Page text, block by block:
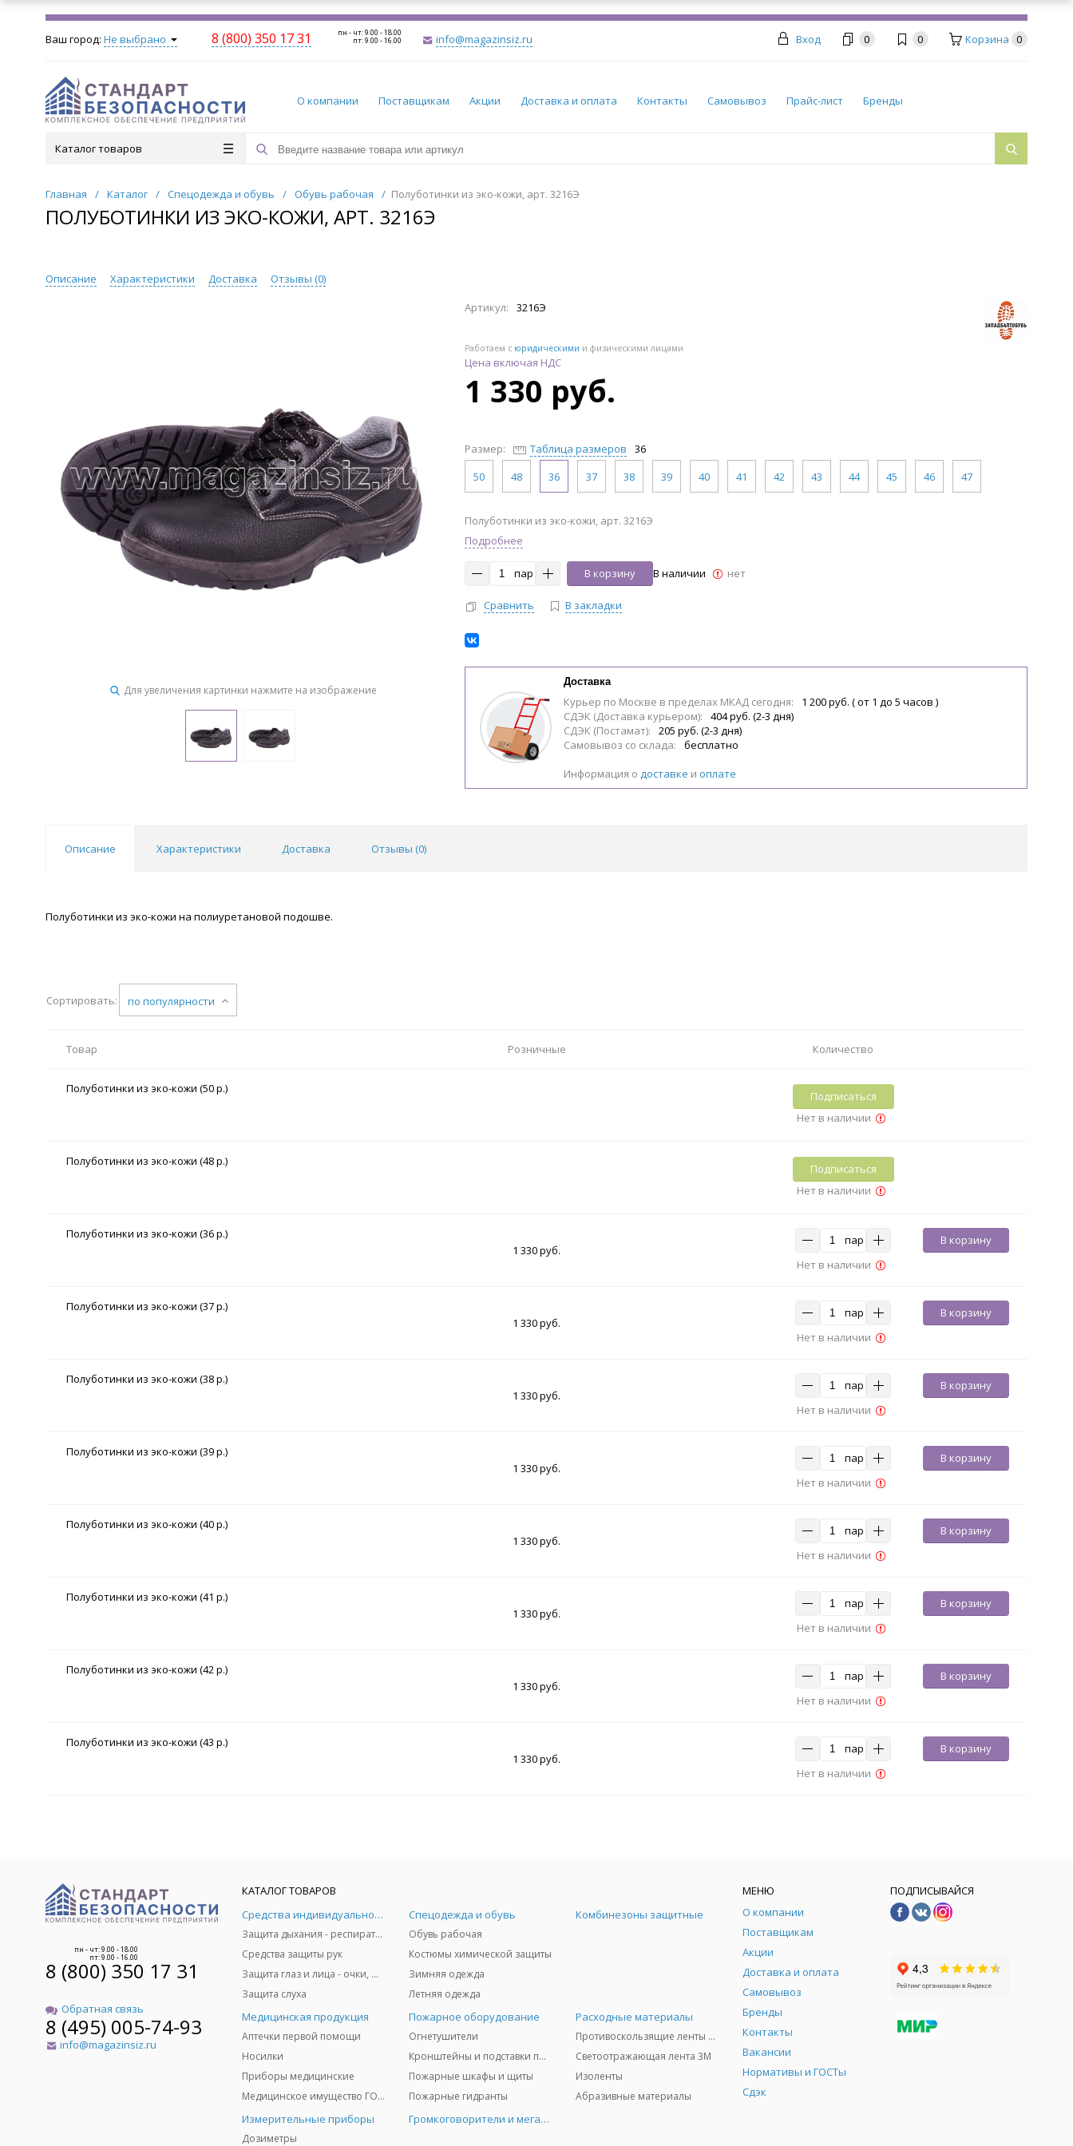
Ваш город: Не выбрано 8 (800) 350 17 31 пн - чт: 9.00 - 18.00
пт: 9.00 - 16.00 info@magazinsiz.ru Вход 0 0 Корзина 0
О компании Поставщикам Акции Доставка и оплата Контакты Самовывоз Прайс-лист Бренды
Каталог товаров
Главная / Каталог / Спецодежда и обувь / Обувь рабочая / Полуботинки из эко-кожи, арт. 3216Э
ПОЛУБОТИНКИ ИЗ ЭКО-КОЖИ, АРТ. 3216Э
Описание Характеристики Доставка Отзывы (0)
Для увеличения картинки нажмите на изображение
Артикул: 3216Э
Работаем с юридическими и физическими лицами
Цена включая НДС
1 330 руб.
Размер: Таблица размеров
36
50
48 36 37 38 39 40 41 42 43 44 45 46 47
Полуботинки из эко-кожи, арт. 3216Э
Подробнее
пар В корзину В наличии нет
Сравнить В закладки
Доставка
Курьер по Москве в пределах МКАД сегодня:
1 200 руб. ( от 1 до 5 часов )
СДЭК (Доставка курьером):
404 руб. (2-3 дня)
СДЭК (Постамат):
205 руб. (2-3 дня)
Самовывоз со склада:
бесплатно
Информация о доставке и оплате
Описание Характеристики Доставка Отзывы (0)
Полуботинки из эко-кожи на полиуретановой подошве.
Сортировать: по популярности
Товар Розничные Количество
Полуботинки из эко-кожи (50 р.)
Подписаться
Нет в наличии
Полуботинки из эко-кожи (48 р.)
Подписаться
Нет в наличии
Полуботинки из эко-кожи (36 р.)
1 330 руб.
пар
В корзину
Нет в наличии
Полуботинки из эко-кожи (37 р.)
1 330 руб.
пар
В корзину
Нет в наличии
Полуботинки из эко-кожи (38 р.)
1 330 руб.
пар
В корзину
Нет в наличии
Полуботинки из эко-кожи (39 р.)
1 330 руб.
пар
В корзину
Нет в наличии
Полуботинки из эко-кожи (40 р.)
1 330 руб.
пар
В корзину
Нет в наличии
Полуботинки из эко-кожи (41 р.)
1 330 руб.
пар
В корзину
Нет в наличии
Полуботинки из эко-кожи (42 р.)
1 330 руб.
пар
В корзину
Нет в наличии
Полуботинки из эко-кожи (43 р.)
1 330 руб.
пар
В корзину
Нет в наличии
пн - чт: 9.00 - 18.00
пт: 9.00 - 16.00
8 (800) 350 17 31
Обратная связь
8 (495) 005-74-93
info@magazinsiz.ru
КАТАЛОГ ТОВАРОВ
Средства индивидуальной защиты
Защита дыхания - респираторы, противогазы, фильтры, дозиметры
Средства защиты рук
Защита глаз и лица - очки, щитки
Защита слуха
Спецодежда и обувь
Обувь рабочая
Костюмы химической защиты
Зимняя одежда
Летняя одежда
Комбинезоны защитные
Медицинская продукция
Аптечки первой помощи
Носилки
Приборы медицинские
Медицинское имущество ГО и ЧС
Пожарное оборудование
Огнетушители
Кронштейны и подставки под огнетушители
Пожарные шкафы и щиты
Пожарные гидранты
Расходные материалы
Противоскользящие ленты 3М
Светоотражающая лента 3M
Изоленты
Абразивные материалы
Измерительные приборы
Дозиметры
Громкоговорители и мегафоны
МЕНЮ
О компании
Поставщикам
Акции
Доставка и оплата
Самовывоз
Бренды
Контакты
Вакансии
Нормативы и ГОСТы
Сдэк
ПОДПИСЫВАЙСЯ